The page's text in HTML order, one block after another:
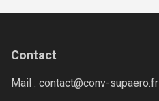
Contact
Mail : contact@conv-supaero.fr